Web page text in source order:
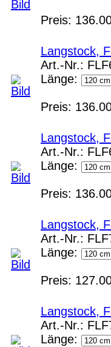
Preis:
Langstock,
Art.-Nr.:
Länge:
Preis:
Langstock,
Art.-Nr.:
Länge:
Preis:
Langstock,
Art.-Nr.:
Länge:
Preis:
Langstock,
Art.-Nr.:
Länge: